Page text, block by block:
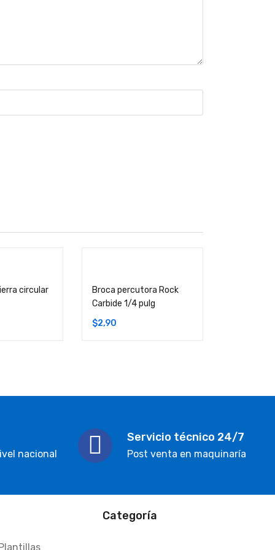
circular
Broca percutora Rock
Carbide 1/4 pulg
$2,90
nacional
Servicio técnico 24/7
Post venta en maquinaría
Categoría